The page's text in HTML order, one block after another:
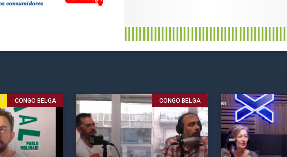
CONGO BELGA CONGO BELGA